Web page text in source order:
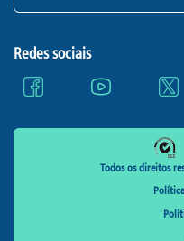
Redes sociais
Todos os direitos